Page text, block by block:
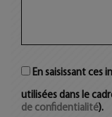
En saisissant
utilisées dans le
de confidentialité).